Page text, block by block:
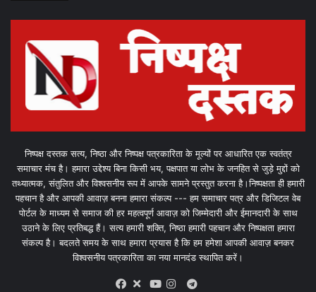
निष्पक्ष दस्तक सत्य, निष्ठा और निष्पक्ष पत्रकारिता के मूल्यों पर आधारित एक स्वतंत्र
समाचार मंच है। हमारा उद्देश्य बिना किसी भय, पक्षपात या लोभ के जनहित से जुड़े मुद्दों को
तथ्यात्मक, संतुलित और विश्वसनीय रूप में आपके सामने प्रस्तुत करना है।निष्पक्षता ही हमारी
पहचान है और आपकी आवाज़ बनना हमारा संकल्प --- हम समाचार पत्र और डिजिटल वेब
पोर्टल के माध्यम से समाज की हर महत्वपूर्ण आवाज़ को जिम्मेदारी और ईमानदारी के साथ
उठाने के लिए प्रतिबद्ध हैं। सत्य हमारी शक्ति, निष्ठा हमारी पहचान और निष्पक्षता हमारा
संकल्प है। बदलते समय के साथ हमारा प्रयास है कि हम हमेशा आपकी आवाज़ बनकर
विश्वसनीय पत्रकारिता का नया मानदंड स्थापित करें।
X
Telegram